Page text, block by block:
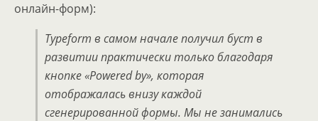
онлайн-форм):
Typeform в самом начале получил буст в
развитии практически только благодаря
кнопке «Powered by», которая
отображалась внизу каждой
сгенерированной формы. Мы не занимались